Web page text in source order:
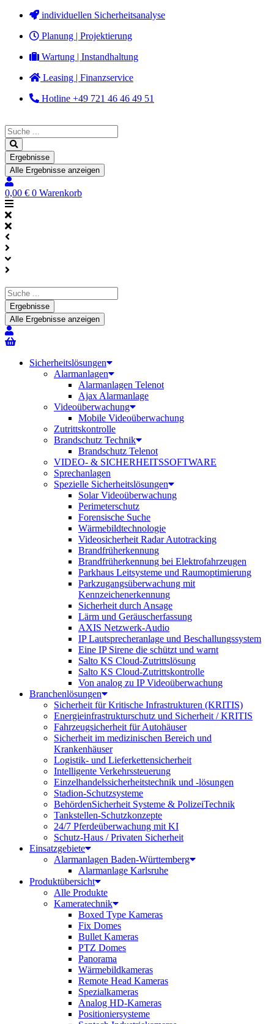
Zum
springen
individuellen Sicherheitsanalyse
Planung | Projektierung
Wartung | Instandhaltung
Leasing | Finanzservice
Hotline +49 721 46 46 49 51
Search
...
Ergebnisse
Alle Ergebnisse anzeigen
0,00 € 0 Warenkorb
Search
...Ergebnisse
Alle Ergebnisse anzeigen
Sicherheitslösungen
Alarmanlagen
Alarmanlagen Telenot
Ajax Alarmanlage
Videoüberwachung
Mobile Videoüberwachung
Zutrittskontrolle
Brandschutz Technik
Brandschutz Telenot
VIDEO- & SICHERHEITSSOFTWARE
Sprechanlagen
Spezielle Sicherheitslösungen
Solar Videoüberwachung
Perimeterschutz
Forensische Suche
Wärmebildtechnologie
Videosicherheit Radar Autotracking​
Brandfrüherkennung
Brandfrüherkennung bei Elektrofahrzeugen
Parkhaus Leitsysteme und Raumoptimierung
Parkzugangsüberwachung mit
Kennzeichenerkennung
Sicherheit durch Ansage
Lärm und Geräuscherfassung
AXIS Netzwerk-Audio
IP Lautsprecheranlage und Beschallungssystem
Eine IP Sirene die schützt und warnt
Salto KS Cloud-Zutrittslösung
Salto KS Cloud-Zutrittskontrolle
Von analog zu IP Videoüberwachung
Branchenlösungen
Sicherheit für Kritische Infrastrukturen (KRITIS)
Energieinfrastrukturschutz und Sicherheit / KRITIS
Fahrzeugsicherheit für Autohäuser
Sicherheit im medizinischen Bereich und
Krankenhäuser
Logistik- und Lieferkettensicherheit
Intelligente Verkehrssteuerung
Einzelhandelssicherheitstechnik und -lösungen
Stadion-Schutzsysteme
BehördenSicherheit Systeme & PolizeiTechnik
Tankstellen-Schutzkonzepte​
24/7 Pferdeüberwachung mit KI
Schutz-Haus / Privaten Sicherheit
Einsatzgebiete
Alarmanlagen Baden-Württemberg
Alarmanlage Karlsruhe
Produktübersicht
Alle Produkte
Kameratechnik
Boxed Type Kameras
Fix Domes
Bullet Kameras
PTZ Domes
Panorama
Wärmebildkameras
Remote Head Kameras
Spezialkameras
Analog HD-Kameras
Positioniersysteme